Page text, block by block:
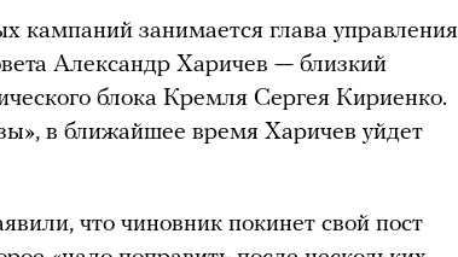
кампаний занимается глава управления
Александр Харичев — близкий
блока Кремля Сергея Кириенко.
в ближайшее время Харичев уйдет
что чиновник покинет свой пост